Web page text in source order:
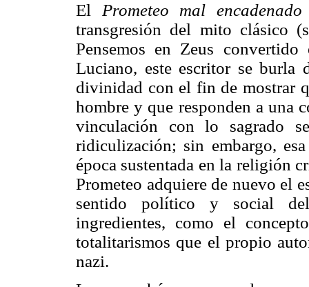
El Prometeo mal
transgresión del mito clásico
Pensemos en Zeus
Luciano, este escritor se burla
divinidad con el fin de mostrar
hombre y que responden a una
vinculación con lo sagrado
ridiculización; sin embargo,
época sustentada en la religión
Prometeo adquiere de nuevo el
sentido político y social
ingredientes, como el
totalitarismos que el propio
nazi.